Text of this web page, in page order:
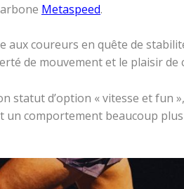
Metaspeed.
aux coureurs en quête de
de mouvement et le plaisir de
statut d’option « vitesse et fun
comportement beaucoup